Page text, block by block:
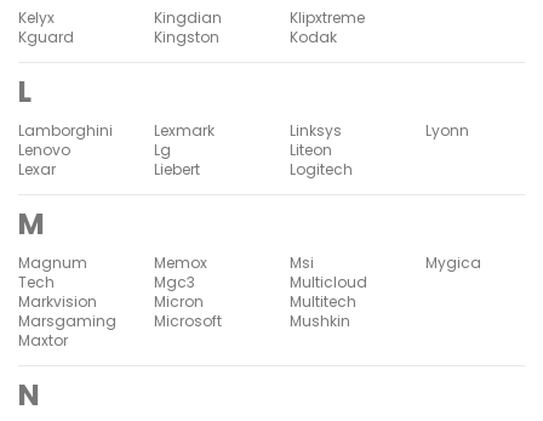
Kelyx
Kguard
Kingdian
Kingston
Klipxtreme
Kodak
L
Lamborghini
Lenovo
Lexar
Lexmark
Lg
Liebert
Linksys
Liteon
Logitech
Lyonn
M
Magnum
Tech
Markvision
Marsgaming
Maxtor
Memox
Mgc3
Micron
Microsoft
Msi
Multicloud
Multitech
Mushkin
Mygica
N